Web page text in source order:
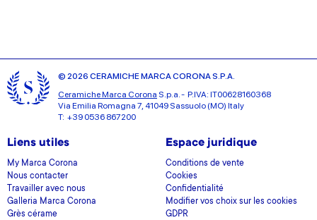
© 2026 CERAMICHE MARCA CORONA S.P.A.
Ceramiche Marca Corona S.p.a. - P.IVA: IT00628160368
Via Emilia Romagna 7, 41049 Sassuolo (MO) Italy
T: +39 0536 867200
Liens utiles
My Marca Corona
Nous contacter
Travailler avec nous
Galleria Marca Corona
Grès cérame
Espace juridique
Conditions de vente
Cookies
Confidentialité
Modifier vos choix sur les cookies
GDPR